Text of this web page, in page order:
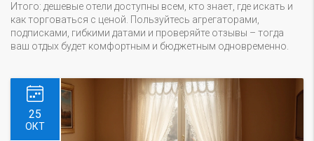
Итого: дешевые отели доступны всем, кто знает, где искать и
как торговаться с ценой. Пользуйтесь агрегаторами,
подписками, гибкими датами и проверяйте отзывы – тогда
ваш отдых будет комфортным и бюджетным одновременно.
25
ОКТ